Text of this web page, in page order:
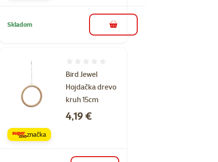
Skladom do košíka
Bird Jewel
Hojdačka drevo
kruh 15cm
Cena
4,19 €
značka